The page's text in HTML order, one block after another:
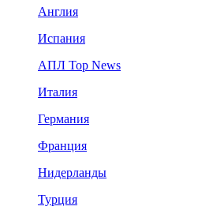
Англия
Испания
АПЛ Top News
Италия
Германия
Франция
Нидерланды
Турция